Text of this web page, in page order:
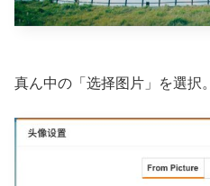
真ん中の「选择图片」を選択。